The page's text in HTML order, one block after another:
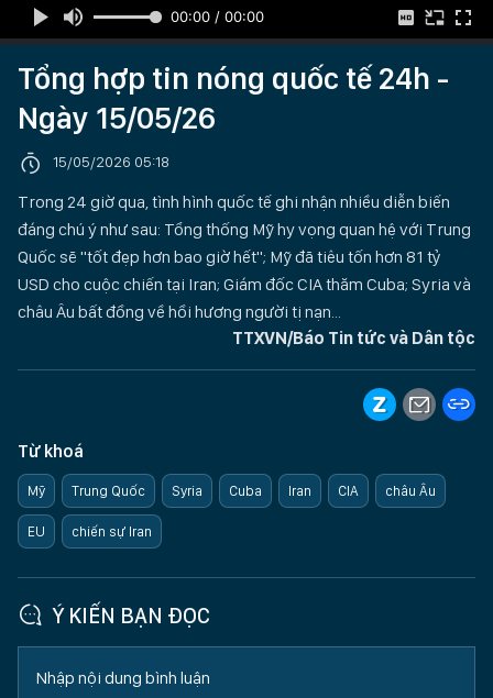
00:00 / 00:00
Tổng hợp tin nóng quốc tế 24h -
Ngày 15/05/26
15/05/2026 05:18
Trong 24 giờ qua, tình hình quốc tế ghi nhận nhiều diễn biến
đáng chú ý như sau: Tổng thống Mỹ hy vọng quan hệ với Trung
Quốc sẽ "tốt đẹp hơn bao giờ hết"; Mỹ đã tiêu tốn hơn 81 tỷ
USD cho cuộc chiến tại Iran; Giám đốc CIA thăm Cuba; Syria và
châu Âu bất đồng về hồi hương người tị nạn...
TTXVN/Báo Tin tức và Dân tộc
Từ khoá
Mỹ Trung Quốc Syria Cuba Iran CIA châu Âu
EU chiến sự Iran
Ý KIẾN BẠN ĐỌC